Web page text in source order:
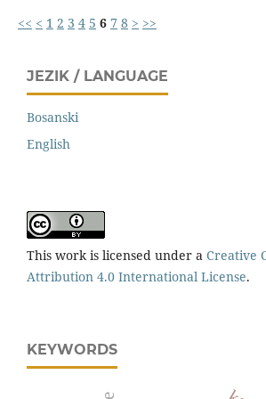
<< < 1 2 3 4 5 6 7 8 > >>
JEZIK / LANGUAGE
Bosanski
English
This work is licensed under a Creative
Attribution 4.0 International License.
KEYWORDS